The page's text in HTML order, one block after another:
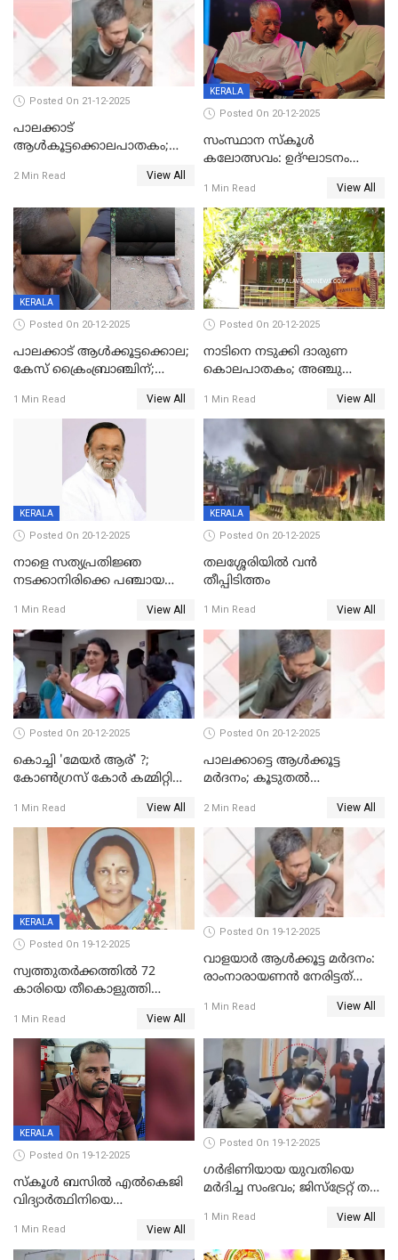
Posted On 21-12-2025
പാലക്കാട്‌
ആൾകൂട്ടക്കൊലപാതകം;
ഊർജ്ജിതമാക്കിമാക്കി
2 Min Read View All
KERALA
Posted On 20-12-2025
സംസ്ഥാന സ്കൂൾ
കലോത്സവം: ഉദ്ഘാടനം
മുഖ്യാതിഥിയായി
മോഹൻലാൽ
1 Min Read View All
KERALA
Posted On 20-12-2025
പാലക്കാട് ആൾക്കൂട്ടക്കൊല;
കേസ് ക്രൈംബ്രാഞ്ചിന്;
അന്വേഷിക്കും
1 Min Read View All
Posted On 20-12-2025
നാടിനെ നടുക്കി ദാരുണ
കൊലപാതകം; അഞ്ചു
കഴുത്തുഞെരിച്ച് കൊന്നു
1 Min Read View All
KERALA
Posted On 20-12-2025
നാളെ സത്യപ്രതിജ്ഞ
നടക്കാനിരിക്കെ പഞ്ചായത്ത്
1 Min Read View All
KERALA
Posted On 20-12-2025
തലശ്ശേരിയിൽ വൻ
തീപ്പിടിത്തം
1 Min Read View All
Posted On 20-12-2025
കൊച്ചി 'മേയർ ആര്' ?;
കോണ്‍ഗ്രസ് കോര്‍ കമ്മിറ്റി
1 Min Read View All
Posted On 20-12-2025
പാലക്കാട്ടെ ആള്‍ക്കൂട്ട
മര്‍ദനം; കൂടുതല്‍
അംഗ സംഘമെന്ന് വിവരം
2 Min Read View All
KERALA
Posted On 19-12-2025
സ്വത്തുതര്‍ക്കത്തില്‍ 72
കാരിയെ തീകൊളുത്തി
ക്രൂരകൊലപാതകത്തില്‍
സഹോദരിപുത്രന് ജീവപര്യന്തം
1 Min Read View All
Posted On 19-12-2025
വാളയാർ ആൾക്കൂട്ട മർദനം:
രാംനാരായണൻ നേരിട്ടത്
നാൽപ്പതിലേറെ
റിപ്പോർട്ട്
1 Min Read View All
KERALA
Posted On 19-12-2025
സ്കൂൾ ബസിൽ എൽകെജി
വിദ്യാര്‍ത്ഥിനിയെ
ക്ലീനര്‍ പിടിയിൽ
1 Min Read View All
Posted On 19-12-2025
ഗര്‍ഭിണിയായ യുവതിയെ
മര്‍ദിച്ച സംഭവം; ജിസ്‌ട്രേറ്റ് തല
യുവതി
1 Min Read View All